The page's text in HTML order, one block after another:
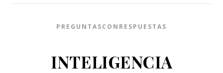
PREGUNTASCONRESPUESTAS
INTELIGENCIA